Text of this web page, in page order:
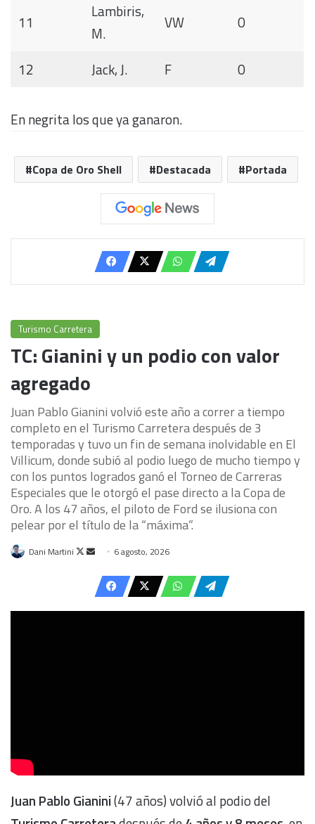
11
Lambiris,
M.
VW 0
12 Jack, J. F 0
En negrita los que ya ganaron.
Copa de Oro Shell Destacada Portada